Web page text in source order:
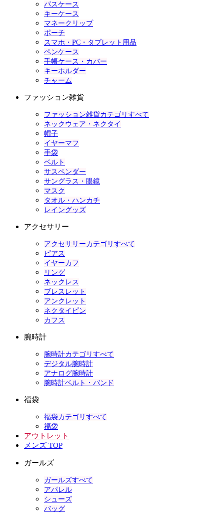
パスケース
キーケース
マネークリップ
ポーチ
スマホ・PC・タブレット用品
ペンケース
手帳ケース・カバー
キーホルダー
チャーム
ファッション雑貨
ファッション雑貨カテゴリすべて
ネックウェア・ネクタイ
帽子
イヤーマフ
手袋
ベルト
サスペンダー
サングラス・眼鏡
マスク
タオル・ハンカチ
レイングッズ
アクセサリー
アクセサリーカテゴリすべて
ピアス
イヤーカフ
リング
ネックレス
ブレスレット
アンクレット
ネクタイピン
カフス
腕時計
腕時計カテゴリすべて
デジタル腕時計
アナログ腕時計
腕時計ベルト・バンド
福袋
福袋カテゴリすべて
福袋
アウトレット
メンズ TOP
ガールズ
ガールズすべて
アパレル
シューズ
バッグ